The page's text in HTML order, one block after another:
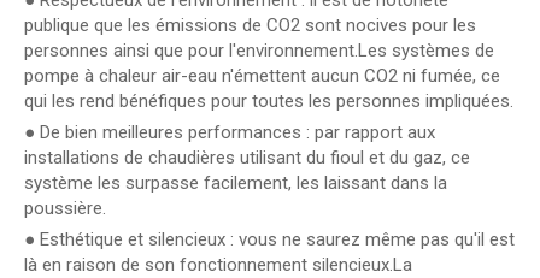
publique que les émissions de CO2 sont nocives pour les
personnes ainsi que pour l'environnement.Les systèmes de
pompe à chaleur air-eau n'émettent aucun CO2 ni fumée, ce
qui les rend bénéfiques pour toutes les personnes impliquées.
● De bien meilleures performances : par rapport aux
installations de chaudières utilisant du fioul et du gaz, ce
système les surpasse facilement, les laissant dans la
poussière.
● Esthétique et silencieux : vous ne saurez même pas qu'il est
là en raison de son fonctionnement silencieux.La